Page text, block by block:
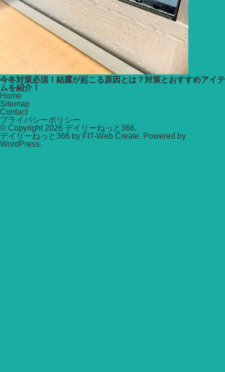
今冬対策必須！結露が起こる原因とは？対策とおすすめアイテ
ムを紹介！
Home
Sitemap
Contact
プライバシーポリシー
© Copyright 2026 デイリーねっと366.
デイリーねっと366 by FIT-Web Create. Powered by
WordPress.